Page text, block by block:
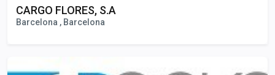
CARGO FLORES, S.A
Barcelona , Barcelona